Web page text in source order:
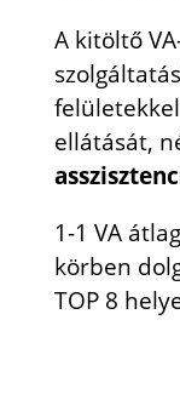
A kitöltő
ellátását,
1-1 VA
körben
TOP 8